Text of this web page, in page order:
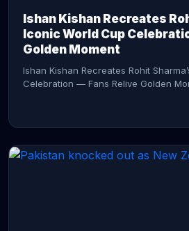
Ishan Kishan Recreates
Iconic World Cup
Golden Moment
Ishan Kishan Recreates Rohit
Celebration — Fans Relive Golden